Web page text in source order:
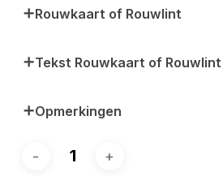
Rouwkaart of Rouwlint
Tekst Rouwkaart of Rouwlint
Opmerkingen